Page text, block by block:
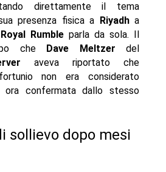
direttamente il tema
presenza fisica a
Riyadha
Royal Rumble parla da sola. Il
che
Dave Meltzer del
aveva riportato che
non era considerato
ora confermata dallo stesso
sollievo dopo mesi